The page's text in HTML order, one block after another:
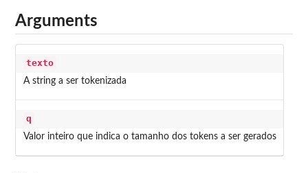
Arguments
texto
A string a ser tokenizada
q
Valor inteiro que indica o tamanho dos tokens a ser gerados